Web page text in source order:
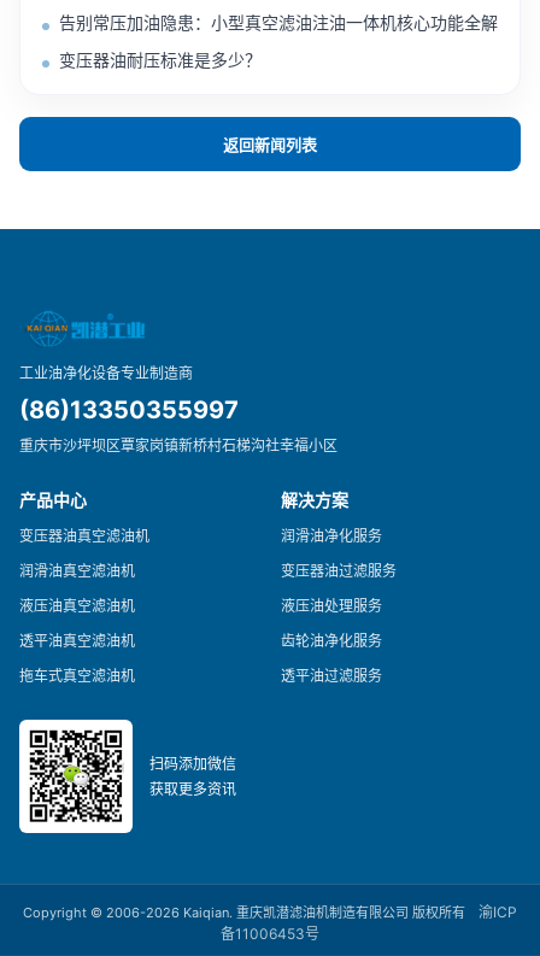
告别常压加油隐患：小型真空滤油注油一体机核心功能全解
变压器油耐压标准是多少？
返回新闻列表
工业油净化设备专业制造商
(86)13350355997
重庆市沙坪坝区覃家岗镇新桥村石梯沟社幸福小区
产品中心
变压器油真空滤油机
润滑油真空滤油机
液压油真空滤油机
透平油真空滤油机
拖车式真空滤油机
解决方案
润滑油净化服务
变压器油过滤服务
液压油处理服务
齿轮油净化服务
透平油过滤服务
扫码添加微信
获取更多资讯
Copyright © 2006-2026 Kaiqian. 重庆凯潜滤油机制造有限公司 版权所有 渝ICP
备11006453号